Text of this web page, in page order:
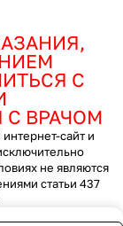
С
С ВРАЧОМ
сайт и
не являются
статьи 437